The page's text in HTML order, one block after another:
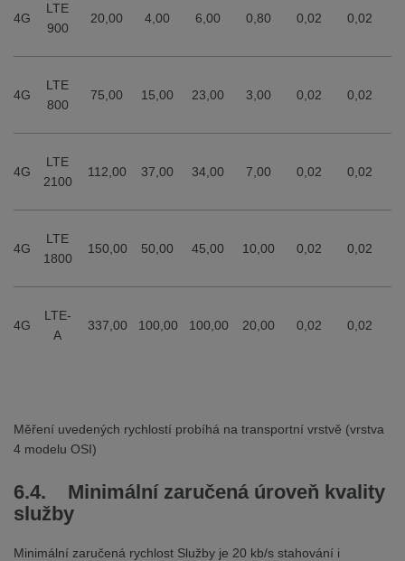
4G
LTE
900
20,00 4,00 6,00 0,80 0,02 0,02
4G
LTE
800
75,00 15,00 23,00 3,00 0,02 0,02
4G
LTE
2100
112,00 37,00 34,00 7,00 0,02 0,02
4G
LTE
1800
150,00 50,00 45,00 10,00 0,02 0,02
4G
LTE-
A
337,00 100,00 100,00 20,00 0,02 0,02
Měření uvedených rychlostí probíhá na transportní vrstvě (vrstva
4 modelu OSI)
6.4. Minimální zaručená úroveň kvality
služby
Minimální zaručená rychlost Služby je 20 kb/s stahování i